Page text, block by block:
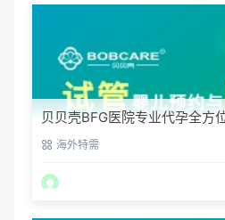
贝贝壳BFG医院专业代孕全方
每一步
海外特需